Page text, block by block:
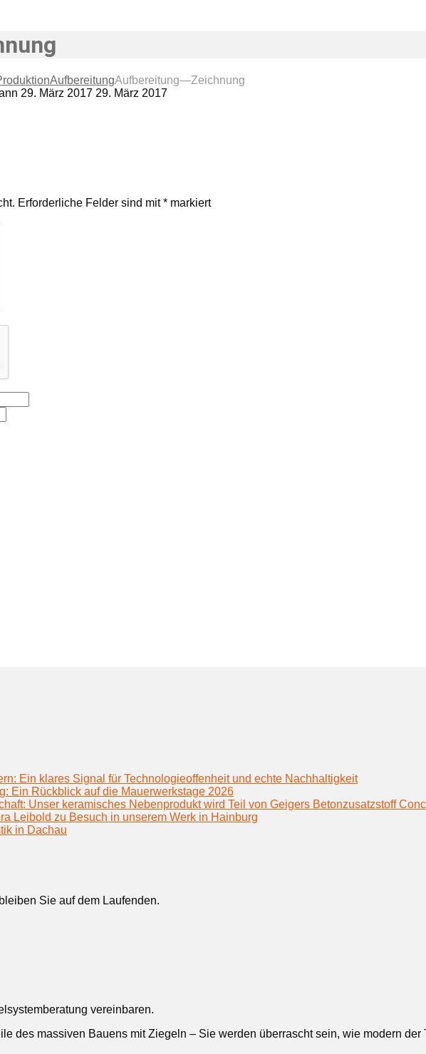
AufbereitungAufbereitung—Zeichnung
29. März 2017 29. März 2017
Erforderliche Felder sind mit* markiert
Ein klares Signal für Technologieoffenheit und echte Nachhaltigkeit
Ein Rückblick auf die Mauerwerkstage 2026
Unser keramisches Nebenprodukt wird Teil von Geigers Betonzusatzstoff
Leibold zu Besuch in unserem Werk in Hainburg
in Dachau
Sie auf dem Laufenden.
vereinbaren.
des massiven Bauens mit Ziegeln – Sie werden überrascht sein, wie modern